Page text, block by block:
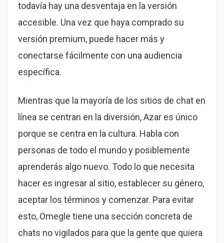
todavía hay una desventaja en la versión
accesible. Una vez que haya comprado su
versión premium, puede hacer más y
conectarse fácilmente con una audiencia
específica.
Mientras que la mayoría de los sitios de chat en
línea se centran en la diversión, Azar es único
porque se centra en la cultura. Habla con
personas de todo el mundo y posiblemente
aprenderás algo nuevo. Todo lo que necesita
hacer es ingresar al sitio, establecer su género,
aceptar los términos y comenzar. Para evitar
esto, Omegle tiene una sección concreta de
chats no vigilados para que la gente que quiera